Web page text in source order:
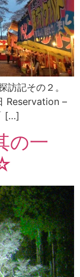
訪記その２。
Reservation –
[…]
の一